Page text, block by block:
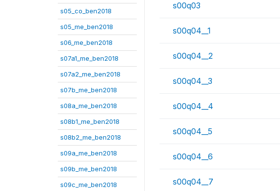
s05_co_ben2018
s05_me_ben2018
s06_me_ben2018
s07a1_me_ben2018
s07a2_me_ben2018
s07b_me_ben2018
s08a_me_ben2018
s08b1_me_ben2018
s08b2_me_ben2018
s09a_me_ben2018
s09b_me_ben2018
s09c_me_ben2018
s00q03
s00q04__1
s00q04__2
s00q04__3
s00q04__4
s00q04__5
s00q04__6
s00q04__7